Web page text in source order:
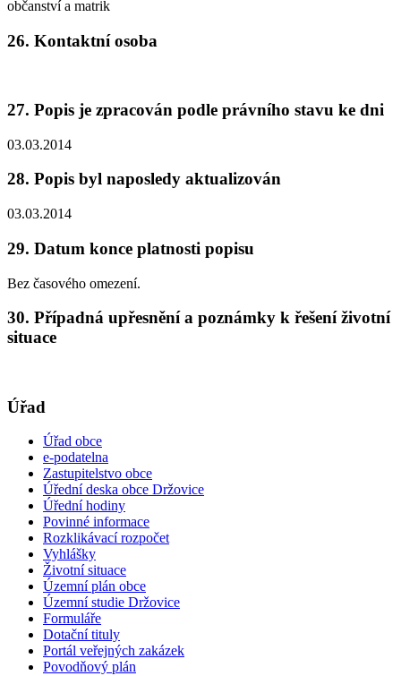
občanství a matrik
26. Kontaktní osoba
27. Popis je zpracován podle právního stavu ke dni
03.03.2014
28. Popis byl naposledy aktualizován
03.03.2014
29. Datum konce platnosti popisu
Bez časového omezení.
30. Případná upřesnění a poznámky k řešení životní
situace
Úřad
Úřad obce
e-podatelna
Zastupitelstvo obce
Úřední deska obce Držovice
Úřední hodiny
Povinné informace
Rozklikávací rozpočet
Vyhlášky
Životní situace
Územní plán obce
Územní studie Držovice
Formuláře
Dotační tituly
Portál veřejných zakázek
Povodňový plán